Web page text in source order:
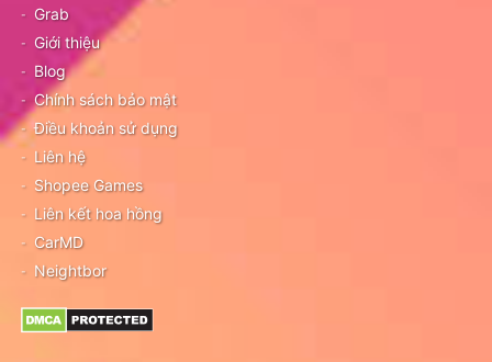
Grab
Giới thiệu
Blog
Chính sách bảo mật
Điều khoản sử dụng
Liên hệ
Shopee Games
Liên kết hoa hồng
CarMD
Neightbor